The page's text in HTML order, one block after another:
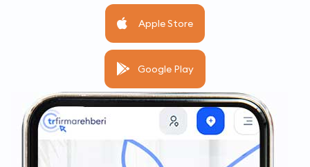
Apple Store
Google Play